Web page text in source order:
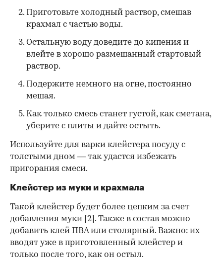
Приготовьте холодный раствор, смешав
крахмал с частью воды.
Остальную воду доведите до кипения и
влейте в хорошо размешанный стартовый
раствор.
Подержите немного на огне, постоянно
мешая.
Как только смесь станет густой, как сметана,
уберите с плиты и дайте остыть.
Используйте для варки клейстера посуду с
толстыми дном — так удастся избежать
пригорания смеси.
Клейстер из муки и крахмала
Такой клейстер будет более цепким за счет
добавления муки [2] . Также в состав можно
добавить клей ПВА или столярный. Важно: их
вводят уже в приготовленный клейстер и
только после того, как он остыл.